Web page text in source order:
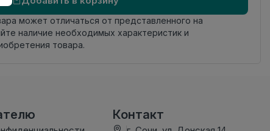
может отличаться от представленного на
наличие необходимых характеристик и
товара.
Контакт